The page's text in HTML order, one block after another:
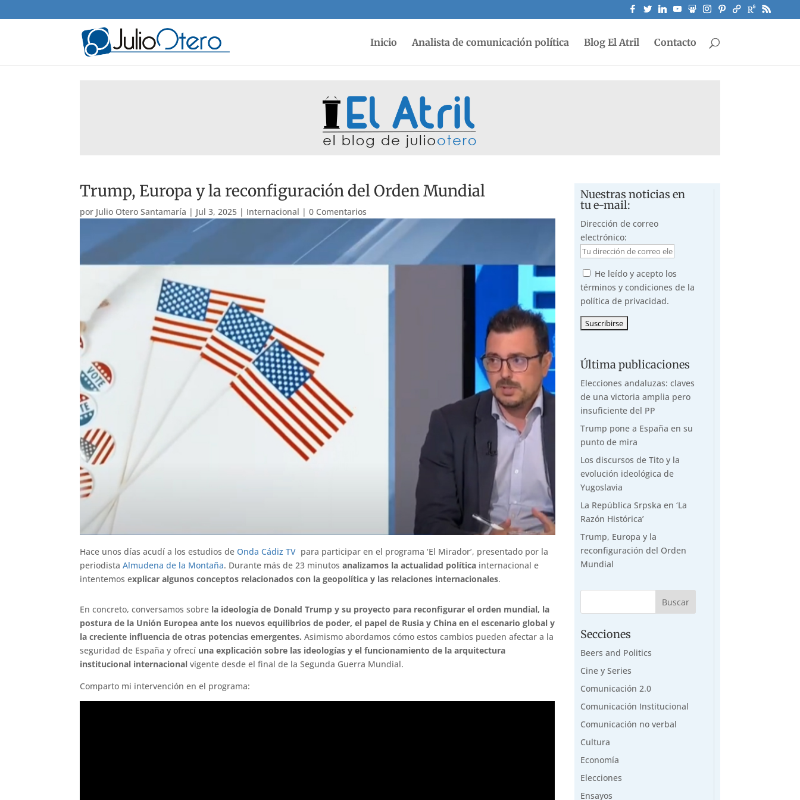
Inicio Analista de comunicación política Blog El Atril Contacto
Trump, Europa y la reconfiguración del Orden Mundial
por Julio Otero Santamaría | Jul 3, 2025 | Internacional |0 Comentarios
Hace unos días acudí a los estudios de Onda Cádiz TV para participar en el programa ‘El Mirador’, presentado por la
periodistaAlmudena de la Montaña. Durante más de 23 minutosanalizamos la actualidad política internacional e
intentemos explicar algunos conceptos relacionados con la geopolítica y las relaciones internacionales.
En concreto, conversamos sobre la ideología de Donald Trump y su proyecto para reconfigurar el orden mundial, la
postura de la Unión Europea ante los nuevos equilibrios de poder, el papel de Rusia y China en el escenario global y
la creciente influencia de otras potencias emergentes. Asimismo abordamos cómo estos cambios pueden afectar a la
seguridad de España y ofrecí una explicación sobre las ideologías y el funcionamiento de la arquitectura
institucional internacional vigente desde el final de la Segunda Guerra Mundial.
Comparto mi intervención en el programa:
Nuestras noticias en
tu e-mail:
Dirección de correo
electrónico:
He leído y acepto los
términos y condiciones de la
política de privacidad.
Última publicaciones
Elecciones andaluzas: claves
de una victoria amplia pero
insuficiente del PP
Trump pone a España en su
punto de mira
Los discursos de Tito y la
evolución ideológica de
Yugoslavia
La República Srpska en ‘La
Razón Histórica’
Trump, Europa y la
reconfiguración del Orden
Mundial
Secciones
Beers and Politics
Cine y Series
Comunicación 2.0
Comunicación Institucional
Comunicación no verbal
Cultura
Economía
Elecciones
Ensayos